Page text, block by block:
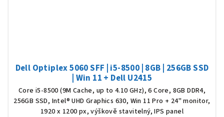
Dell Optiplex 5060 SFF | i5-8500 | 8GB | 256GB SSD
| Win 11 + Dell U2415
Core i5-8500 (9M Cache, up to 4.10 GHz), 6 Core, 8GB DDR4,
256GB SSD, Intel® UHD Graphics 630, Win 11 Pro + 24" monitor,
1920 x 1200 px, výškově stavitelný, IPS panel